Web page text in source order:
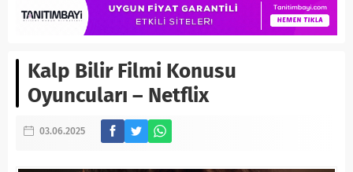
Kalp Bilir Filmi Konusu
Oyuncuları – Netflix
03.06.2025